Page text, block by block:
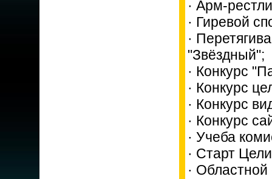
· Арм-
· Гиревой
·
"Звёздный";
· Конкурс
· Конкурс
· Конкурс
· Конкурс
· Учеба
· Старт
· Областной